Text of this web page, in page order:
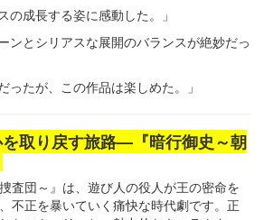
の成長する姿に感動した。」
ンとシリアスな展開のバランスが絶妙だっ
ったが、この作品は楽しめた。」
取り戻す旅路—『暗行御史～朝
査団～』は、遊び人の役人が王の密命を
不正を暴いていく痛快な時代劇です。正